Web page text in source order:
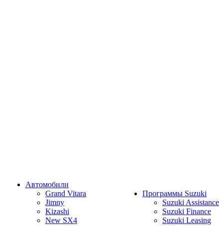
Автомобили
Grand Vitara
Jimny
Kizashi
New SX4
Программы Suzuki
Suzuki Assistance
Suzuki Finance
Suzuki Leasing